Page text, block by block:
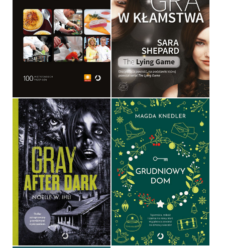
GOTUJ JAK TOP CHEF
OPRAWA TWARDA
59,90 ZŁ
GRA W KŁAMSTWA
SARA SHEPARD
OPRAWA MIĘKKA
34,90 ZŁ
GRAY AFTER DARK
NOELLE WEST IHLI
OPRAWA MIĘKKA
49,99 ZŁ
GRUDNIOWY DOM
MAGDA KNEDLER
OPRAWA MIĘKKA
49,99 ZŁ